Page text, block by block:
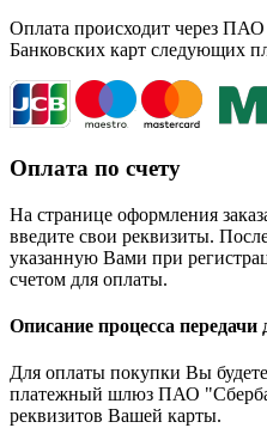
Оплата происходит через
Банковских карт следующих
Оплата по счету
На странице оформления
введите свои реквизиты.
указанную Вами при
счетом для оплаты.
Описание процесса передачи
Для оплаты покупки Вы
платежный шлюз ПАО
реквизитов Вашей карты.